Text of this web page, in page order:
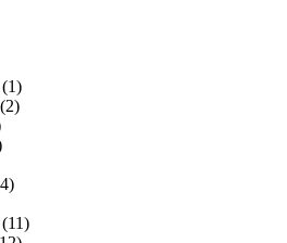
(1)
(2)
(11)